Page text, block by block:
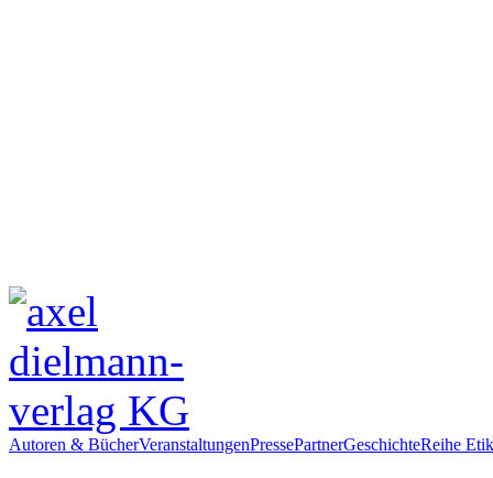
Autoren & BücherVeranstaltungenPressePartnerGeschichteReihe